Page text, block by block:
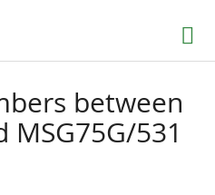
Suche
between
MSG75G/531